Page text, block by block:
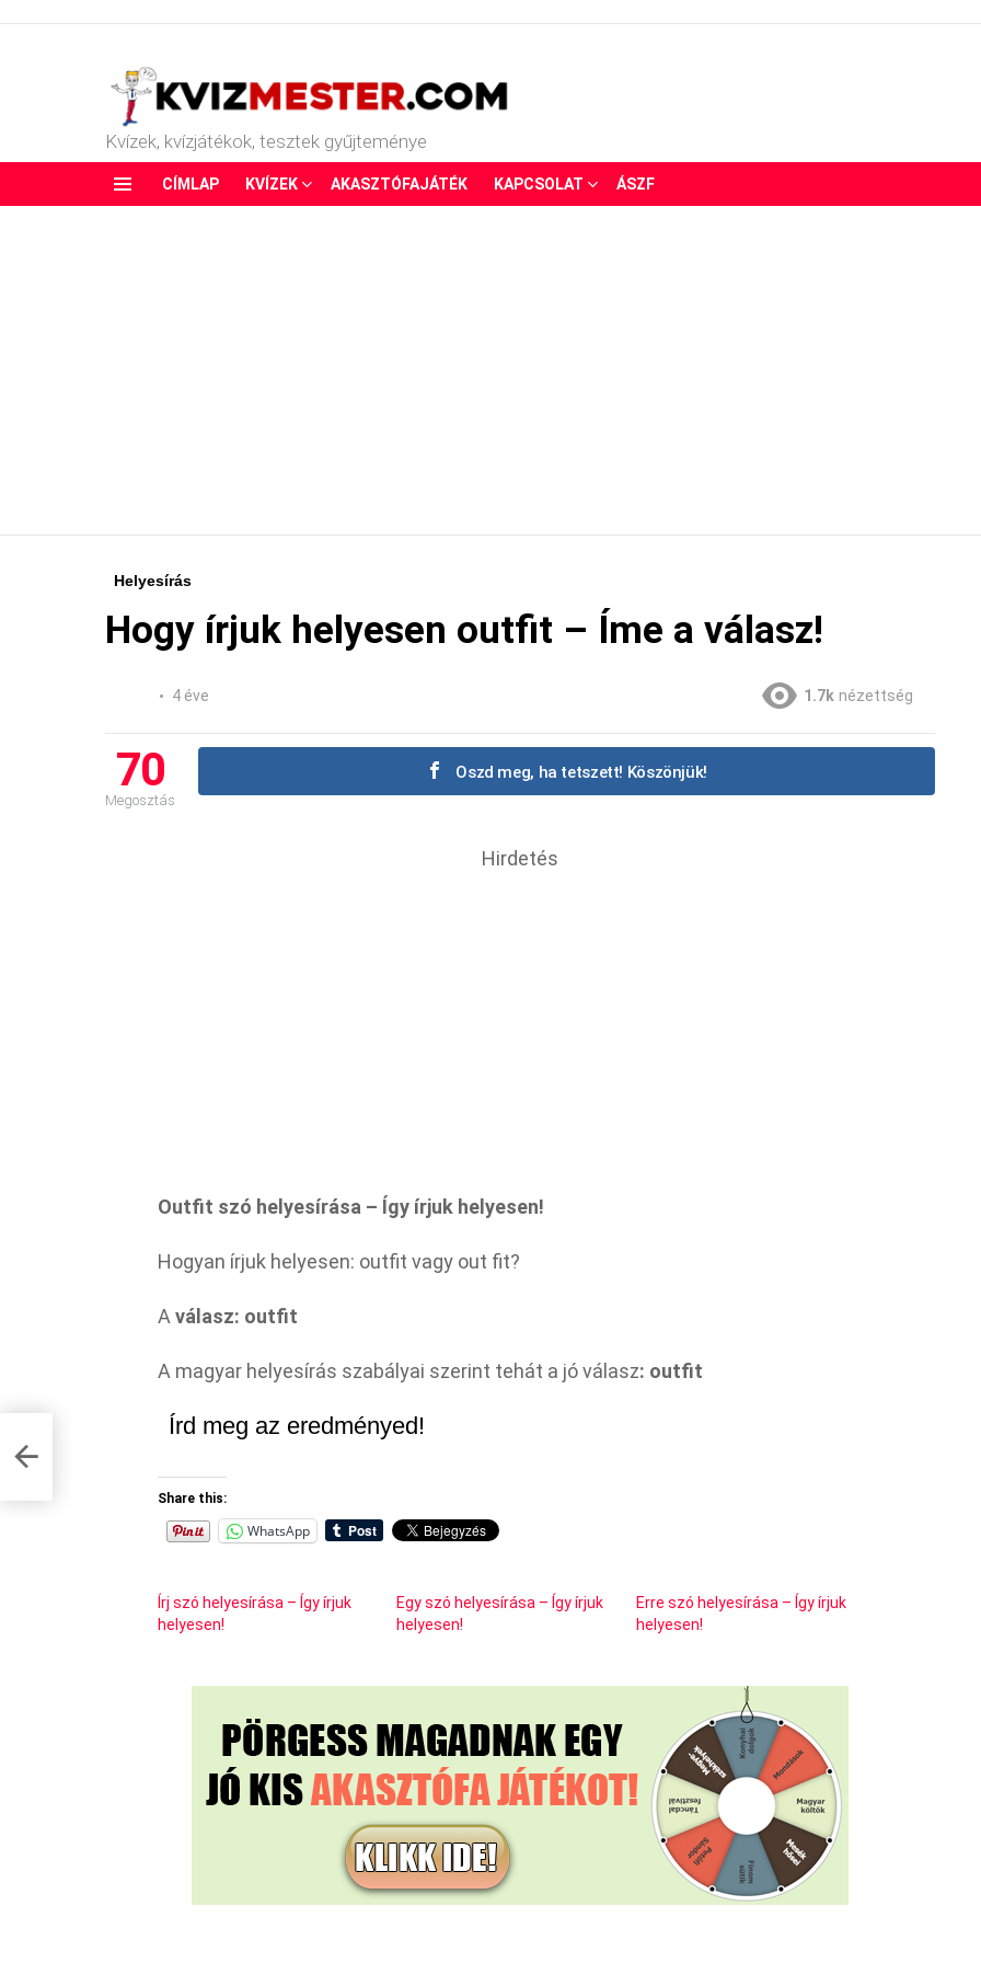
Kvízek, kvízjátékok, tesztek gyűjteménye
CÍMLAP KVÍZEK AKASZTÓFAJÁTÉK KAPCSOLAT ÁSZF
Helyesírás
Hogy írjuk helyesen outfit – Íme a válasz!
4 éve 1.7k nézettség
70
Megosztás
Oszd meg, ha tetszett! Köszönjük!
Hirdetés
Outfit szó helyesírása – Így írjuk helyesen!
Hogyan írjuk helyesen: outfit vagy out fit?
A válasz: outfit
A magyar helyesírás szabályai szerint tehát a jó válasz: outfit
Írd meg az eredményed!
Share this:
WhatsApp
Írj szó helyesírása – Így írjuk
helyesen!
Egy szó helyesírása – Így írjuk
helyesen!
Erre szó helyesírása – Így írjuk
helyesen!